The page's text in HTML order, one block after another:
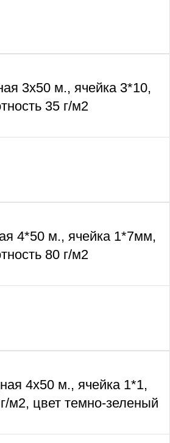
3х50 м., ячейка 3*10,
35 г/м2
4*50 м., ячейка 1*7мм,
80 г/м2
4х50 м., ячейка 1*1,
м2, цвет темно-зеленый